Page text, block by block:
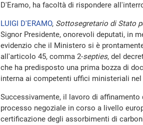
D'Eramo, ha facoltà di rispondere
LUIGI D'ERAMO, Sottosegretario di Stato
Signor Presidente, onorevoli deputati, in
evidenzio che il Ministero si è
all'articolo 45, comma 2-septies, del
che ha predisposto una prima bozza di
interna ai competenti uffici ministeriali
Successivamente, il lavoro di
processo negoziale in corso a livello
certificazione degli assorbimenti di